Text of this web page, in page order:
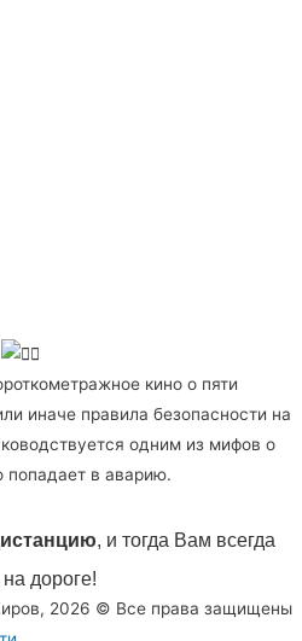
кино о пяти
иначе правила безопасности на
одним из мифов о
попадает в аварию.
, и тогда Вам всегда
на дороге!
2026 © Все права защищены